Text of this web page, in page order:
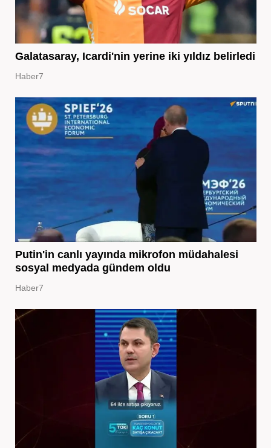
Galatasaray, Icardi'nin yerine iki yıldız belirledi
Haber7
Putin'in canlı yayında mikrofon müdahalesi
sosyal medyada gündem oldu
Haber7